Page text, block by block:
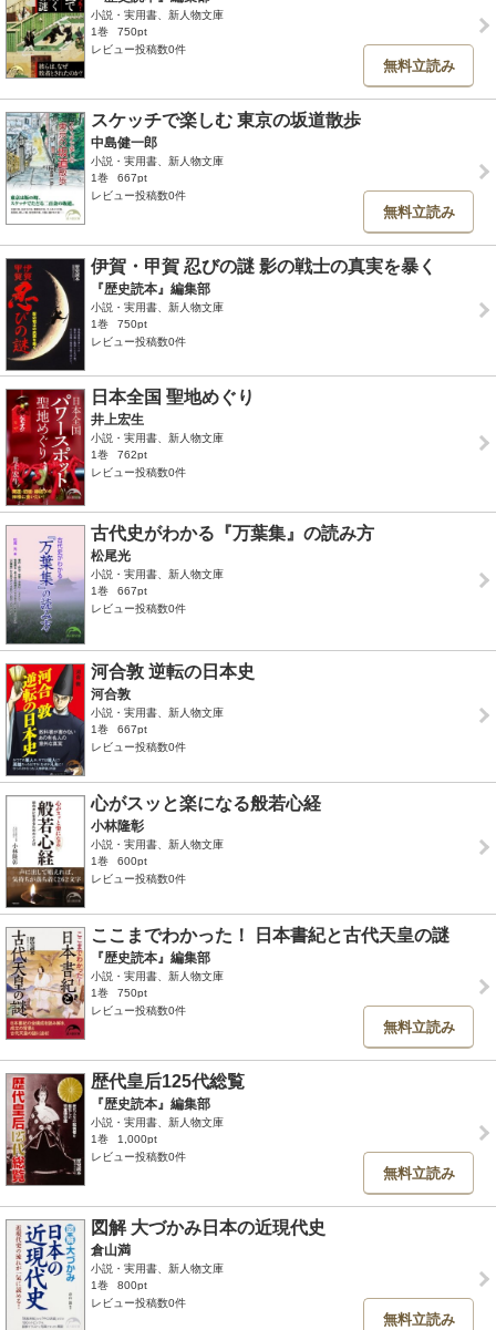
小説・実用書、新人物文庫
1巻
750pt
レビュー投稿数0件
無料立読み
スケッチで楽しむ 東京の坂道散歩
中島健一郎
小説・実用書、新人物文庫
1巻
667pt
レビュー投稿数0件
無料立読み
伊賀・甲賀 忍びの謎 影の戦士の真実を暴く
『歴史読本』編集部
小説・実用書、新人物文庫
1巻
750pt
レビュー投稿数0件
日本全国 聖地めぐり
井上宏生
小説・実用書、新人物文庫
1巻
762pt
レビュー投稿数0件
古代史がわかる『万葉集』の読み方
松尾光
小説・実用書、新人物文庫
1巻
667pt
レビュー投稿数0件
河合敦 逆転の日本史
河合敦
小説・実用書、新人物文庫
1巻
667pt
レビュー投稿数0件
心がスッと楽になる般若心経
小林隆彰
小説・実用書、新人物文庫
1巻
600pt
レビュー投稿数0件
ここまでわかった！ 日本書紀と古代天皇の謎
『歴史読本』編集部
小説・実用書、新人物文庫
1巻
750pt
レビュー投稿数0件
無料立読み
歴代皇后125代総覧
『歴史読本』編集部
小説・実用書、新人物文庫
1巻
1,000pt
レビュー投稿数0件
無料立読み
図解 大づかみ日本の近現代史
倉山満
小説・実用書、新人物文庫
1巻
800pt
レビュー投稿数0件
無料立読み